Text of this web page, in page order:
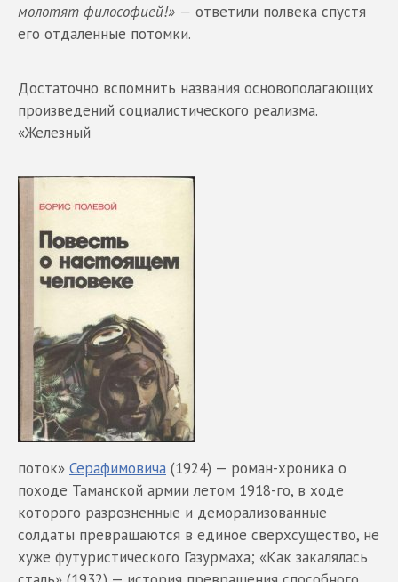
молотят философией!» — ответили полвека спустя
его отдаленные потомки.
Достаточно вспомнить названия основополагающих
произведений социалистического реализма.
«Железный
поток» Серафимовича (1924) — роман-хроника о
походе Таманской армии летом 1918-го, в ходе
которого разрозненные и деморализованные
солдаты превращаются в единое сверхсущество, не
хуже футуристического Газурмаха; «Как закалялась